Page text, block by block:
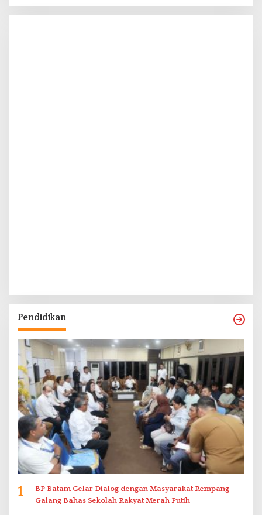
Pendidikan
1
BP Batam Gelar Dialog dengan Masyarakat Rempang –
Galang Bahas Sekolah Rakyat Merah Putih